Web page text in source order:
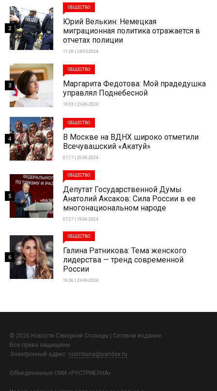
ОБЩЕСТВО
Юрий Велькин: Немецкая
миграционная политика отражается в
отчетах полиции
11:26 | 24-05-2024
2
ОБЩЕСТВО
Маргарита Федотова: Мой прадедушка
управлял Поднебесной
18:03 | 23-06-2024
3
ОБЩЕСТВО
В Москве на ВДНХ широко отметили
Всечувашский «Акатуй»
07:17 | 20-06-2024
4
ОБЩЕСТВО
Депутат Государственной Думы
Анатолий Аксаков: Сила России в ее
многонациональном народе
07:27 | 19-06-2024
5
ОБЩЕСТВО
Галина Ратникова: Тема женского
лидерства — тренд современной
России
16:36 | 23-06-2024
6
© 2026 Новости Северной Столицы | Сетевое издание.
Все права защищены.
Электронный адрес: rustribuna@yandex.ru
Объединенные СМИ «РУСТРИБУНА»